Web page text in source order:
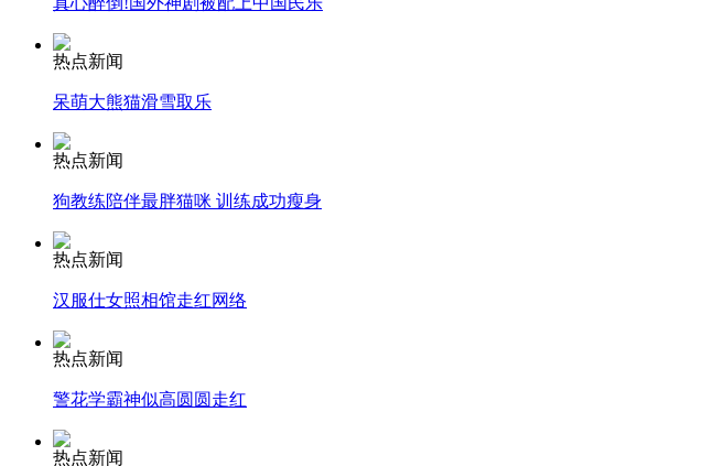
走！跟着总书记去植树
纽约上演“枕头大战”
热点新闻
呆萌大熊猫滑雪取乐
热点新闻
狗教练陪伴最胖猫咪 训练成功瘦身
热点新闻
汉服仕女照相馆走红网络
热点新闻
警花学霸神似高圆圆走红
热点新闻